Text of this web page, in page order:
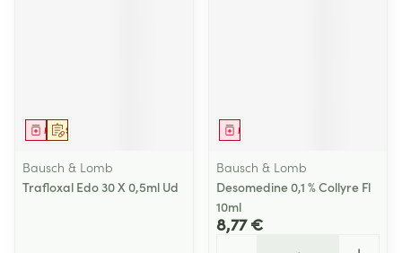
Sur prescription
Médicament
Bausch & Lomb
Trafloxal Edo 30 X 0,5ml Ud
Médicament
Bausch & Lomb
Desomedine 0,1 % Collyre Fl
10ml
8,77 €